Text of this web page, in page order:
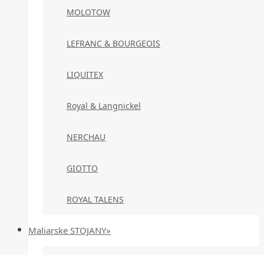
MOLOTOW
LEFRANC & BOURGEOIS
LIQUITEX
Royal & Langnickel
NERCHAU
GIOTTO
ROYAL TALENS
Maliarske STOJANY»